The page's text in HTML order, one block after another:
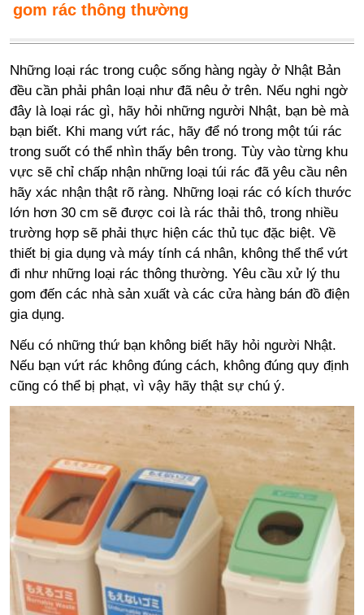
gom rác thông thường
Những loại rác trong cuộc sống hàng ngày ở Nhật Bản
đều cần phải phân loại như đã nêu ở trên. Nếu nghi ngờ
đây là loại rác gì, hãy hỏi những người Nhật, bạn bè mà
bạn biết. Khi mang vứt rác, hãy để nó trong một túi rác
trong suốt có thể nhìn thấy bên trong. Tùy vào từng khu
vực sẽ chỉ chấp nhận những loại túi rác đã yêu cầu nên
hãy xác nhận thật rõ ràng. Những loại rác có kích thước
lớn hơn 30 cm sẽ được coi là rác thải thô, trong nhiều
trường hợp sẽ phải thực hiện các thủ tục đặc biệt. Về
thiết bị gia dụng và máy tính cá nhân, không thể thể vứt
đi như những loại rác thông thường. Yêu cầu xử lý thu
gom đến các nhà sản xuất và các cửa hàng bán đồ điện
gia dụng.
Nếu có những thứ bạn không biết hãy hỏi người Nhật.
Nếu bạn vứt rác không đúng cách, không đúng quy định
cũng có thể bị phạt, vì vậy hãy thật sự chú ý.